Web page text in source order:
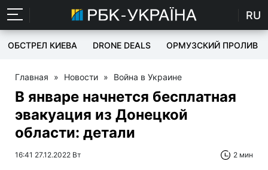
RU
ОБСТРЕЛ КИЕВА DRONE DEALS ОРМУЗСКИЙ ПРОЛИВ
Главная » Новости » Война в Украине
В январе начнется бесплатная
эвакуация из Донецкой
области: детали
16:41 27.12.2022 Вт 2 мин